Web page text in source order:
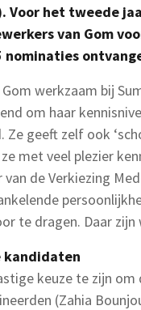
Voor het tweede
van Gom
nominaties
werkzaam bij
om haar
Ze geeft zelf ook
met veel plezier
de Verkiezing
te dragen. Daar
kandidaten
keuze te zijn
(Zahia